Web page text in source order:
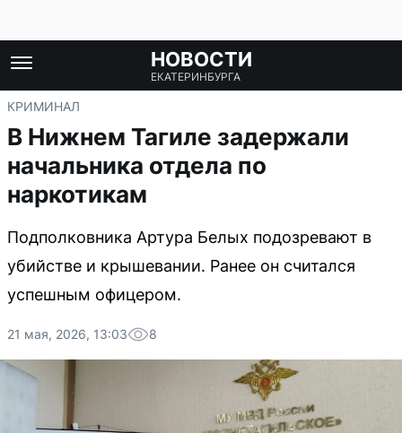
НОВОСТИ
ЕКАТЕРИНБУРГА
КРИМИНАЛ
В Нижнем Тагиле задержали
начальника отдела по
наркотикам
Подполковника Артура Белых подозревают в
убийстве и крышевании. Ранее он считался
успешным офицером.
21 мая, 2026, 13:03 8